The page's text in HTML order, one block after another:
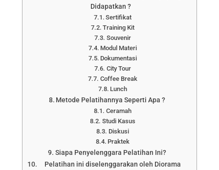
Didapatkan ?
Sertifikat
Training Kit
Souvenir
Modul Materi
Dokumentasi
City Tour
Coffee Break
Lunch
Metode Pelatihannya Seperti Apa ?
Ceramah
Studi Kasus
Diskusi
Praktek
Siapa Penyelenggara Pelatihan Ini?
Pelatihan ini diselenggarakan oleh Diorama